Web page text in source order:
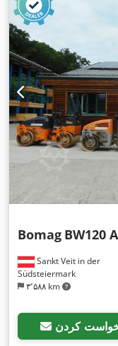
Sankt Veit in der
Südsteiermark
۳٬۵۸۸ km
Bomag BW120
کردن